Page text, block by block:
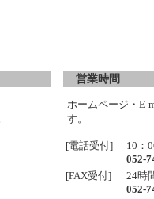
営業時間
ホームページ・E-
す。
[電話受付]
10：
052-
[FAX受付]
24時
052-